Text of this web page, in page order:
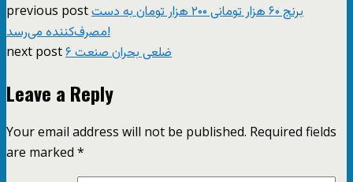
previous postبرنج ۶۰ هزار تومانی ۲۰۰ هزار تومان به دست
مصرف‌کننده می‌رسد!
next post ۶ ضلعی بحران صنعت
Leave a Reply
Your email address will not be published. Required fields
are marked *